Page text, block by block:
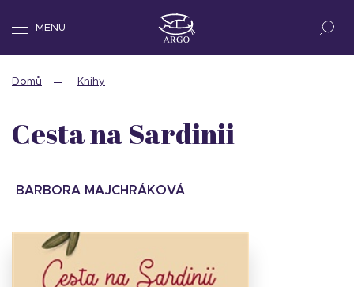
MENU
Domů Knihy
Cesta na Sardinii
BARBORA MAJCHRÁKOVÁ